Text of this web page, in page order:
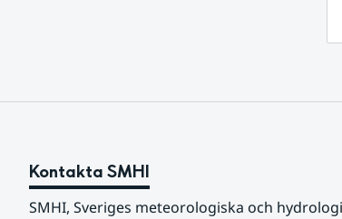
Kontakta SMHI
SMHI, Sveriges meteorologiska och